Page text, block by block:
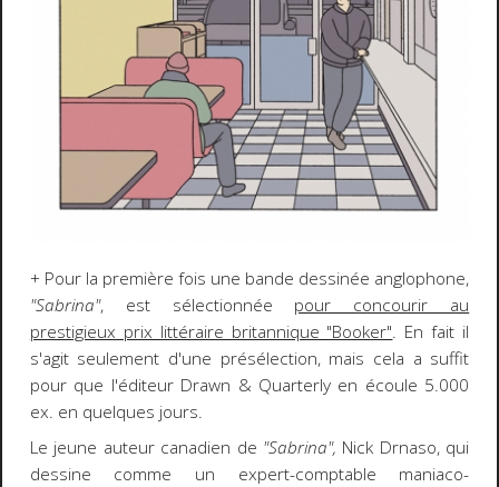
+ Pour la première fois une bande dessinée anglophone,
"Sabrina", est sélectionnée pour concourir au
prestigieux prix littéraire britannique "Booker". En fait il
s'agit seulement d'une présélection, mais cela a suffit
pour que l'éditeur Drawn & Quarterly en écoule 5.000
ex. en quelques jours.
Le jeune auteur canadien de "Sabrina", Nick Drnaso, qui
dessine comme un expert-comptable maniaco-